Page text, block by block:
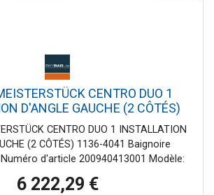
CENTRO DUO 1
D'ANGLE GAUCHE (2 CÔTÉS)
200940413001 180 x 80
brillant, blanc alpin
CENTRO DUO 1 INSTALLATION
(2 CÔTÉS) 1136-4041 Baignoire
d'article 200940413001 Modèle:
montée en usine - avec fonction de
6 222,29 €